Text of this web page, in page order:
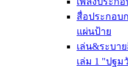
สื่อประกอบ
แผ่นป้าย
เล่น&ระบา
เล่ม 1 "ปฐม